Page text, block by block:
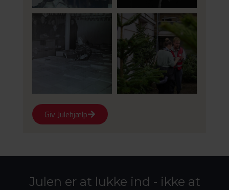
Giv Julehjælp
Julen er at lukke ind - ikke at